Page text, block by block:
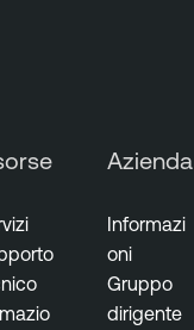
Azienda
Informazi
oni
Gruppo
dirigente